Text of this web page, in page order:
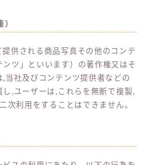
供される商品写真その他のコンテ
ンツ」といいます）の著作権又はそ
当社及びコンテンツ提供者などの
し,ユーザーは,これらを無断で複製,
次利用をすることはできません。